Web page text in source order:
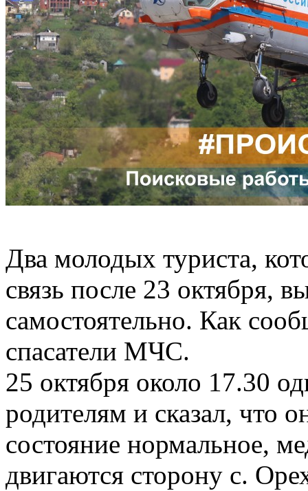
Два молодых туриста,
связь после 23 октября,
самостоятельно. Как
спасатели МЧС.
25 октября около 17.30
родителям и сказал, что
состояние нормальное,
двигаются сторону с.